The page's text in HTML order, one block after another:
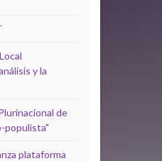
y la
de
populista"
plataforma